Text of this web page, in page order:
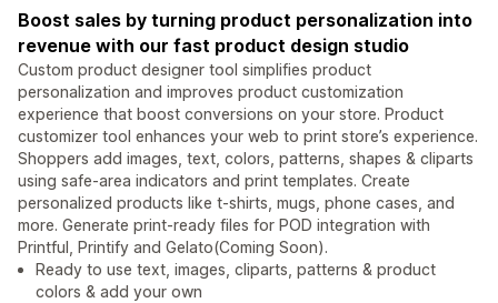
Boost sales by turning product personalization into
revenue with our fast product design studio
Custom product designer tool simplifies product
personalization and improves product customization
experience that boost conversions on your store. Product
customizer tool enhances your web to print store’s experience.
Shoppers add images, text, colors, patterns, shapes & cliparts
using safe-area indicators and print templates. Create
personalized products like t-shirts, mugs, phone cases, and
more. Generate print-ready files for POD integration with
Printful, Printify and Gelato(Coming Soon).
Ready to use text, images, cliparts, patterns & product
colors & add your own